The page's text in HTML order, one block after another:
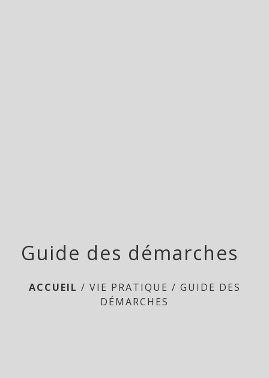
Guide des démarches
ACCUEIL / VIE PRATIQUE / GUIDE DES
DÉMARCHES